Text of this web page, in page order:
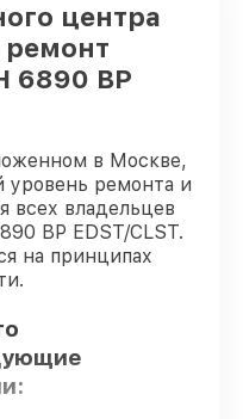
центра
ремонт
6890 BP
в Москве,
уровень ремонта и
всех владельцев
BP EDST/CLST.
на принципах